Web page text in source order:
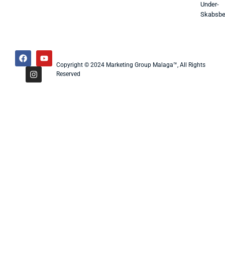
Under-
Copyright © 2024 Marketing Group Malaga™, All Rights
Reserved